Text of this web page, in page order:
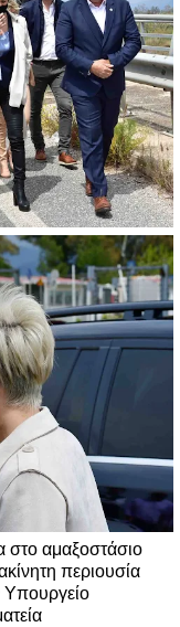
στο αμαξοστάσιο
περιουσία
Υπουργείο